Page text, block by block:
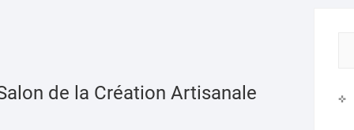
de la Création Artisanale